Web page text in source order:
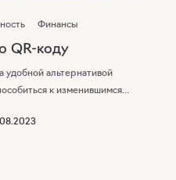
Финансы
QR-коду
альтернативой
к изменившимся
оплата через QR-код